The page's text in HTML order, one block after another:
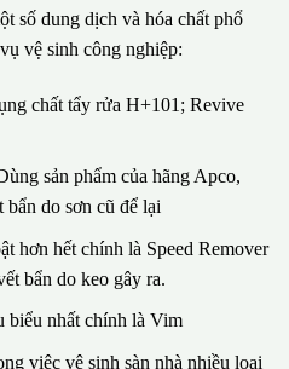
số dung dịch và hóa chất phổ
vệ sinh công nghiệp:
chất tẩy rửa H+101; Revive
sản phẩm của hãng Apco,
do sơn cũ để lại
hơn hết chính là Speed Remover
bẩn do keo gây ra.
biểu nhất chính là Vim
việc vệ sinh sàn nhà nhiều loại